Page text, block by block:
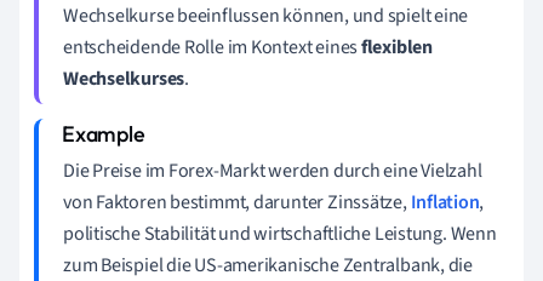
Wechselkurse beeinflussen können, und spielt eine
entscheidende Rolle im Kontext einesflexiblen
Wechselkurses.
Die Preise im Forex-Markt werden durch eine Vielzahl
von Faktoren bestimmt, darunter Zinssätze,Inflation,
politische Stabilität und wirtschaftliche Leistung. Wenn
zum Beispiel die US-amerikanische Zentralbank, die